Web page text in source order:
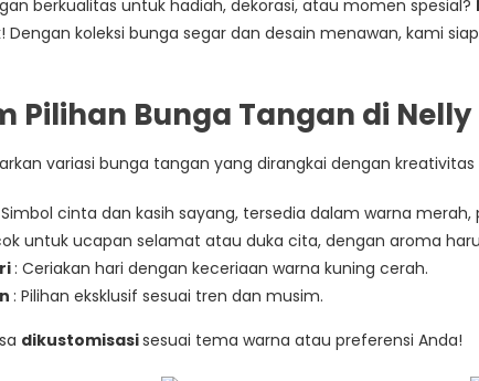
Bunga
Tangan
Di
Rancakek
Dengan
Terpercaya
berkualitas untuk hadiah, dekorasi, atau momen spesial?
Dengan koleksi bunga segar dan desain menawan, kami
Pilihan Bunga Tangan di
variasi bunga tangan yang dirangkai dengan
Simbol cinta dan kasih sayang, tersedia dalam warna merah,
untuk ucapan selamat atau duka cita, dengan aroma
: Ceriakan hari dengan keceriaan warna kuning cerah.
: Pilihan eksklusif sesuai tren dan musim.
dikustomisasisesuai tema warna atau preferensi Anda!